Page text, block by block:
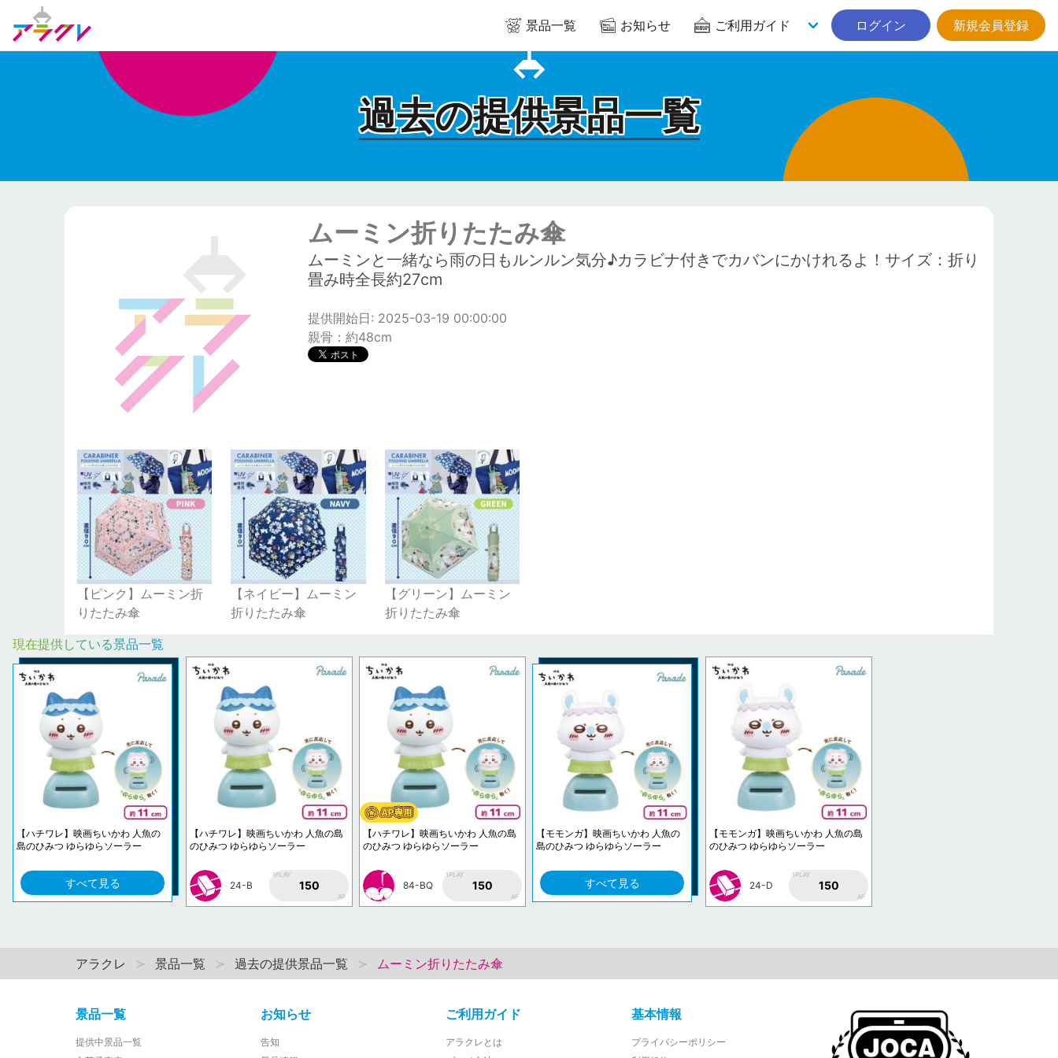
景品一覧 お知らせ ご利用ガイド ログイン 新規会員登録
過去の提供景品一覧
ムーミン折りたたみ傘
ムーミンと一緒なら雨の日もルンルン気分♪カラビナ付きでカバンにかけれるよ！サイズ：折り
畳み時全長約27cm
提供開始日: 2025-03-19 00:00:00
親骨：約48cm
【ピンク】ムーミン折
りたたみ傘
【ネイビー】ムーミン
折りたたみ傘
【グリーン】ムーミン
折りたたみ傘
現在提供している景品一覧
【ハチワレ】映画ちいかわ 人魚の
島のひみつ ゆらゆらソーラー
すべて見る
【ハチワレ】映画ちいかわ 人魚の島
のひみつ ゆらゆらソーラー
24-B
1PLAY
150
AP
【ハチワレ】映画ちいかわ 人魚の島
のひみつ ゆらゆらソーラー
84-BQ
1PLAY
150
AP
【モモンガ】映画ちいかわ 人魚の
島のひみつ ゆらゆらソーラー
すべて見る
【モモンガ】映画ちいかわ 人魚の島
のひみつ ゆらゆらソーラー
24-D
1PLAY
150
AP
アラクレ 景品一覧 過去の提供景品一覧 ムーミン折りたたみ傘
景品一覧
提供中景品一覧
お知らせ
告知
ご利用ガイド
アラクレとは
基本情報
プライバシーポリシー